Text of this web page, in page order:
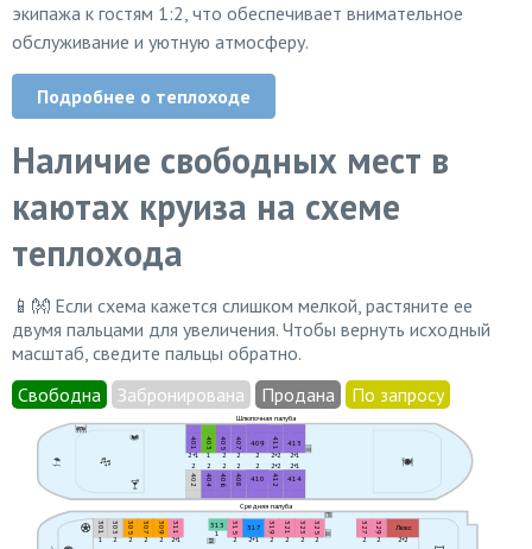
экипажа к гостям 1:2, что обеспечивает внимательное
обслуживание и уютную атмосферу.
Подробнее о теплоходе
Наличие свободных мест в
каютах круиза на схеме
теплохода
📱👐 Если схема кажется слишком мелкой, растяните ее
двумя пальцами для увеличения. Чтобы вернуть исходный
масштаб, сведите пальцы обратно.
Свободна
Забронирована Продана По запросу
Шлюпочная палуба
413
2+1
411
2+2
409
2
407
2
405
2
403
1
401
2+1
414
2+1
412
2+2
410
2
408
2
406
2
404
2
402
2
Средняя палуба
311
2+1
309
2
307
2
305
2
303
2
301
1
325
2
323
2
321
2
319
2
317
2+1
315
2
313
1 329
2
327
2
Люкс
2+2